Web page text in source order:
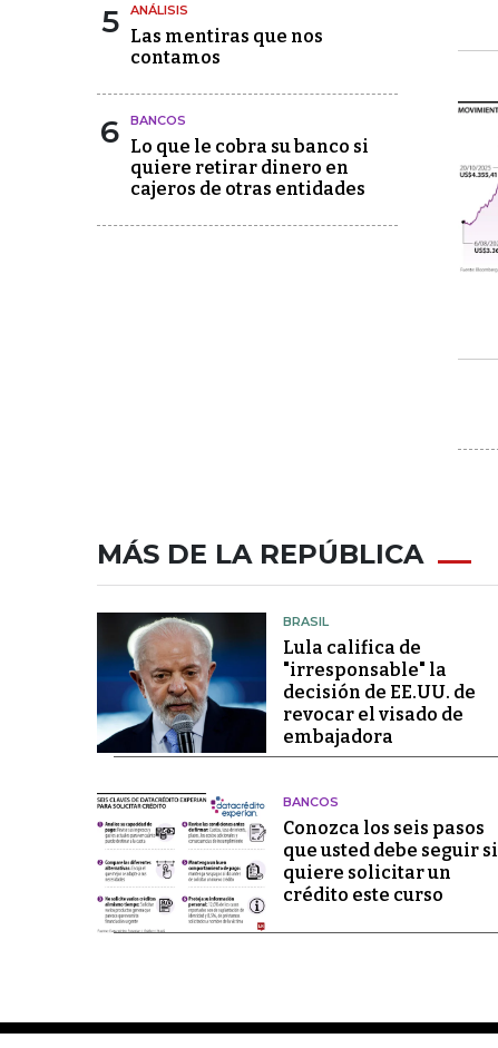
5 ANÁLISIS
Las mentiras que nos
contamos
6 BANCOS
Lo que le cobra su banco si
quiere retirar dinero en
cajeros de otras entidades
MÁS DE LA REPÚBLICA
BRASIL
Lula califica de
"irresponsable" la
decisión de EE.UU. de
revocar el visado de
embajadora
BANCOS
Conozca los seis pasos
que usted debe seguir si
quiere solicitar un
crédito este curso